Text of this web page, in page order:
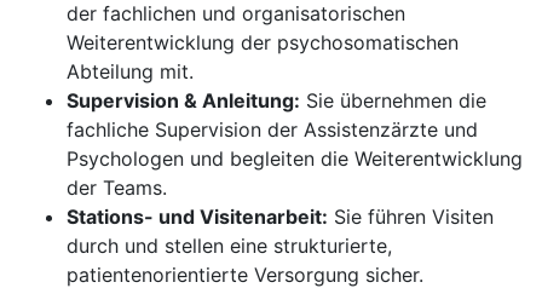
der fachlichen und organisatorischen
Weiterentwicklung der psychosomatischen
Abteilung mit.
Supervision & Anleitung: Sie übernehmen die
fachliche Supervision der Assistenzärzte und
Psychologen und begleiten die Weiterentwicklung
der Teams.
Stations- und Visitenarbeit: Sie führen Visiten
durch und stellen eine strukturierte,
patientenorientierte Versorgung sicher.